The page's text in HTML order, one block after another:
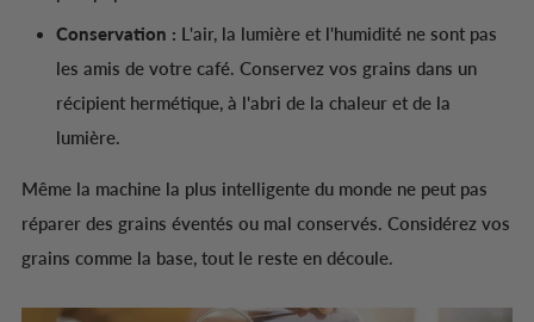
Conservation : L'air, la lumière et l'humidité ne sont pas
les amis de votre café. Conservez vos grains dans un
récipient hermétique, à l'abri de la chaleur et de la
lumière.
Même la machine la plus intelligente du monde ne peut pas
réparer des grains éventés ou mal conservés. Considérez vos
grains comme la base, tout le reste en découle.